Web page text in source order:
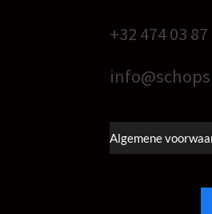
+32 474 03 87
Algemene